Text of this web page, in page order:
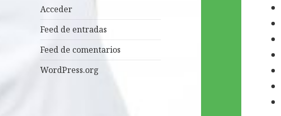
Acceder
Feed de entradas
Feed de comentarios
WordPress.org